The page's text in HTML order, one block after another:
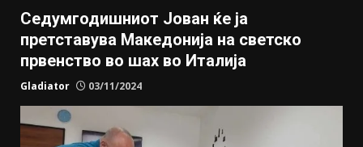
Седумгодишниот Јован ќе ја
претставува Македонија на светско
првенство во шах во Италија
Gladiator 03/11/2024